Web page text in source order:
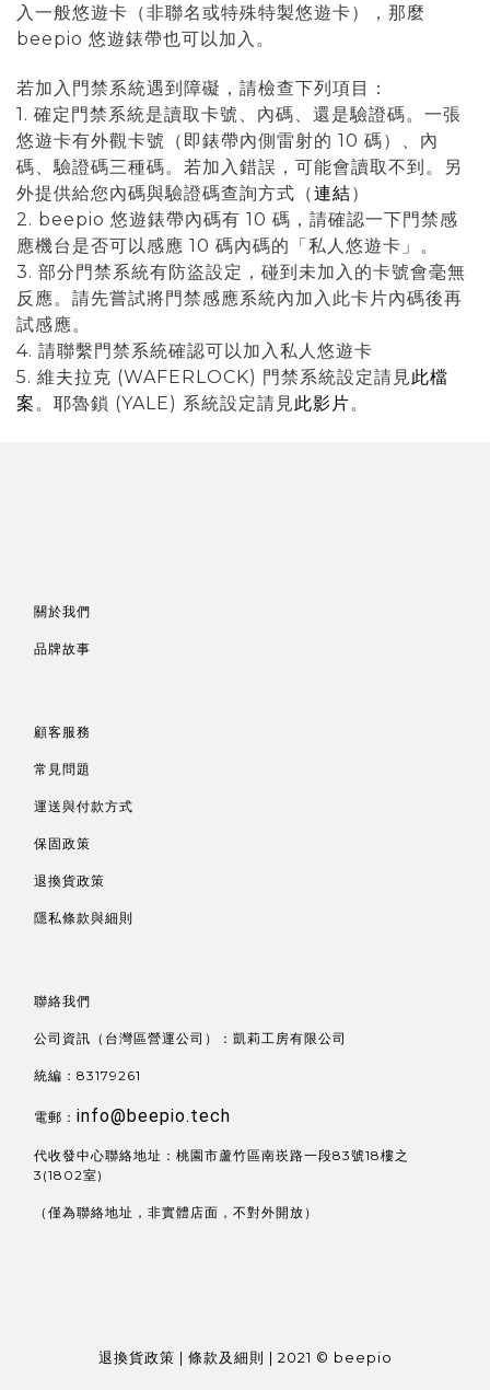
入一般悠遊卡（非聯名或特殊特製悠遊卡），那麼
beepio 悠遊錶帶也可以加入。
若加入門禁系統遇到障礙，請檢查下列項目：
1. 確定門禁系統是讀取卡號、內碼、還是驗證碼。一張
悠遊卡有外觀卡號（即錶帶內側雷射的 10 碼）、內
碼、驗證碼三種碼。若加入錯誤，可能會讀取不到。另
外提供給您內碼與驗證碼查詢方式（連結）
2. beepio 悠遊錶帶內碼有 10 碼，請確認一下門禁感
應機台是否可以感應 10 碼內碼的「私人悠遊卡」。
3. 部分門禁系統有防盜設定，碰到未加入的卡號會毫無
反應。請先嘗試將門禁感應系統內加入此卡片內碼後再
試感應。
4. 請聯繫門禁系統確認可以加入私人悠遊卡
5. 維夫拉克 (WAFERLOCK) 門禁系統設定請見此檔
案 。耶魯鎖 (YALE) 系統設定請見此影片。
關於我們
品牌故事
顧客服務
常見問題
運送與付款方式
保固政策
退換貨政策
隱私條款與細則
聯絡我們
公司資訊（台灣區營運公司）：凱莉工房有限公司
統編：83179261
電郵： info@beepio.tech
代收發中心聯絡地址：桃園市蘆竹區南崁路一段83號18樓之
3(1802室)
（僅為聯絡地址，非實體店面，不對外開放）
退換貨政策 | 條款及細則 | 2021 © beepio